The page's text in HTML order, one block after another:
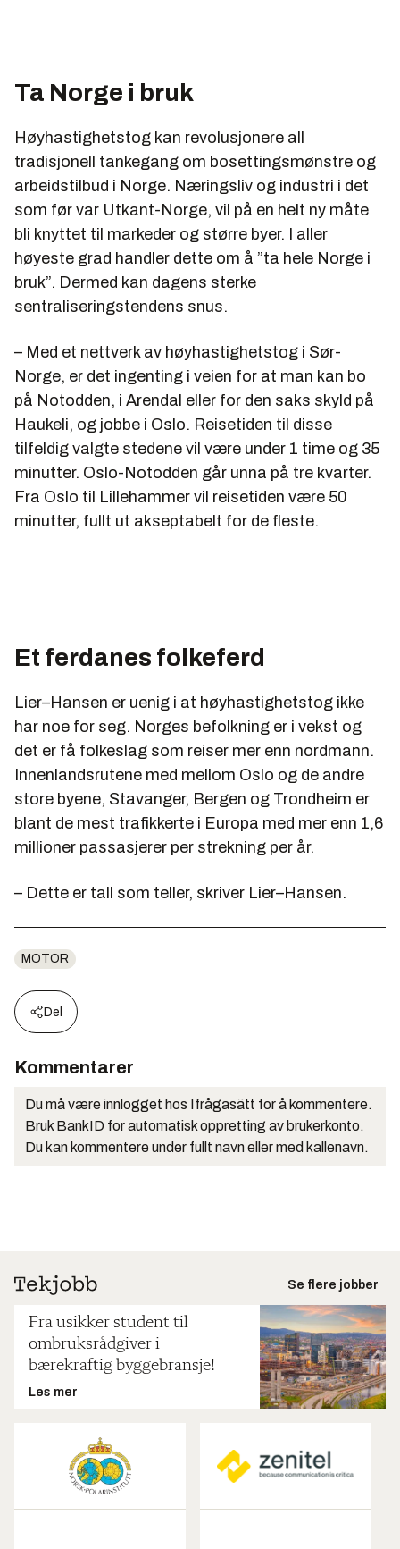
Ta Norge i bruk
Høyhastighetstog kan revolusjonere all
tradisjonell tankegang om bosettingsmønstre og
arbeidstilbud i Norge. Næringsliv og industri i det
som før var Utkant-Norge, vil på en helt ny måte
bli knyttet til markeder og større byer. I aller
høyeste grad handler dette om å ”ta hele Norge i
bruk”. Dermed kan dagens sterke
sentraliseringstendens snus.
– Med et nettverk av høyhastighetstog i Sør-
Norge, er det ingenting i veien for at man kan bo
på Notodden, i Arendal eller for den saks skyld på
Haukeli, og jobbe i Oslo. Reisetiden til disse
tilfeldig valgte stedene vil være under 1 time og 35
minutter. Oslo-Notodden går unna på tre kvarter.
Fra Oslo til Lillehammer vil reisetiden være 50
minutter, fullt ut akseptabelt for de fleste.
Et ferdanes folkeferd
Lier–Hansen er uenig i at høyhastighetstog ikke
har noe for seg. Norges befolkning er i vekst og
det er få folkeslag som reiser mer enn nordmann.
Innenlandsrutene med mellom Oslo og de andre
store byene, Stavanger, Bergen og Trondheim er
blant de mest trafikkerte i Europa med mer enn 1,6
millioner passasjerer per strekning per år.
– Dette er tall som teller, skriver Lier–Hansen.
MOTOR
Del
Kommentarer
Du må være innlogget hos Ifrågasätt for å kommentere.
Bruk BankID for automatisk oppretting av brukerkonto.
Du kan kommentere under fullt navn eller med kallenavn.
Se flere jobber
Fra usikker student til
ombruksrådgiver i
bærekraftig byggebransje!
Les mer